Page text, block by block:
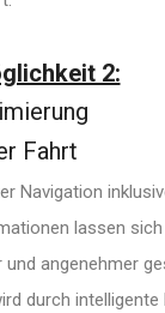
2:
Fahrt
Navigation
lassen
und angenehmer
durch intelligente